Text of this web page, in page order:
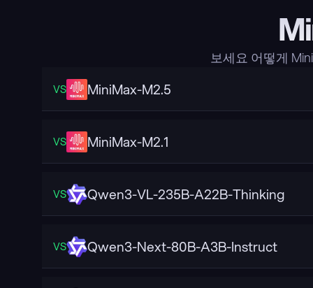
보세요 어떻게
VS MiniMax-M2.5
VS MiniMax-M2.1
VS Qwen3-VL-235B-A22B-Thinking
VS Qwen3-Next-80B-A3B-Instruct